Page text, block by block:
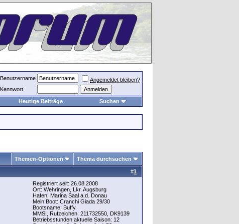
Benutzername
Angemeldet bleiben?
Kennwort
Heutige Beiträge Suchen
Themen-Optionen Thema durchsuchen
#1
Registriert seit: 26.08.2008
Ort: Wehringen, Lkr. Augsburg
Hafen: Marina Saal a.d. Donau
Mein Boot: Cranchi Giada 29/30
Bootsname: Buffy
MMSI, Rufzeichen: 211732550, DK9139
Betriebsstunden aktuelle Saison: 12